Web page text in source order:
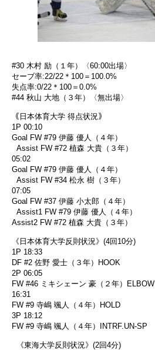
#30 木村 励（１年）〈60:00出場〉
セーブ率:22/22＊100＝100.0%
失点率:0/22＊100＝0.0%
#44 秋山 大地（３年）〈無出場〉
｟日本体育大学 得点状況｠
1P 00:10
Goal FW #79 伊藤 優人（４年）
Assist FW #72 植森 大貴（３年）
05:02
Goal FW #79 伊藤 優人（４年）
Assist FW #34 松永 樹（３年）
07:05
Goal FW #37 伊藤 小太郎（４年）
Assist1 FW #79 伊藤 優人（４年）
Assist2 FW #72 植森 大貴（３年）
《日本体育大学反則状況》(4回10分)
1P 18:33
DF #2 佐野 愛士（３年）HOOK
2P 06:05
FW #46 ミキシェーン 豪（２年）ELBOW
16:31
FW #9 寺嶋 颯人（４年）HOLD
3P 18:12
FW #9 寺嶋 颯人（４年）INTRF.UN-SP
《東海大学反則状況》(2回4分)